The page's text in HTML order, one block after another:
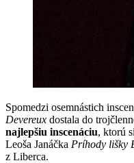
Spomedzi osemnástich
Devereux dostala do
najlepšiu inscenáciu, ktorú
Leoša Janáčka Príhody lišky
z Liberca.